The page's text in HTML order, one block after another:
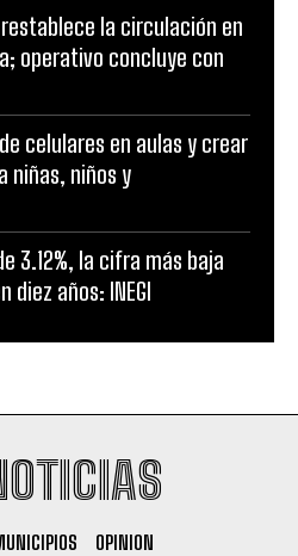
restablece la circulación en
operativo concluye con
celulares en aulas y crear
niñas, niños y
3.12%, la cifra más baja
diez años: INEGI
OPINION